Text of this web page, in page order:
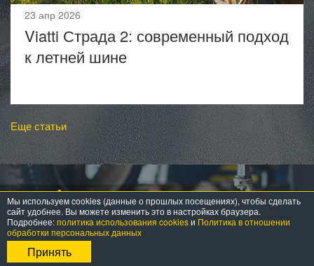
23 апр 2026
Viatti Страда 2: современный подход
к летней шине
Еще статьи
Мы используем cookies (данные о прошлых посещениях), чтобы сделать
сайт удобнее. Вы можете изменить это в настройках браузера.
Подробнее:политика использования cookiesи Политика в отношении
обработки персональных данных
Принять